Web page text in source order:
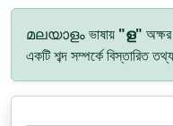
മലയാളം ভাষায় "ള"
একটি শব্দ সম্পর্কে বিস্তারিত